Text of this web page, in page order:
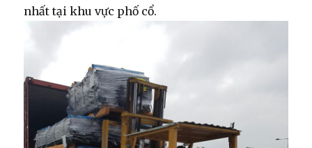
nhất tại khu vực phố cổ.